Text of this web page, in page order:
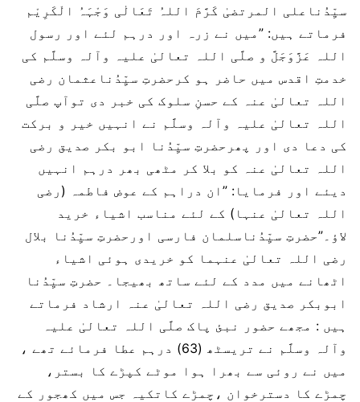
سیِّدُناعلی المرتضیٰ کَرَّمَ اللہُ تَعَالٰی وَجْہَہُ الْکَرِیْم
فرماتے ہیں: ”میں نے زرہ اور درہم لئے اور رسول
اللہ عَزَّوَجَلَّ و صلَّی اللہ تعالیٰ علیہ وآلہ وسلَّم کی
خدمتِ اقدس میں حاضر ہو کرحضرتِ سیِّدُناعثمان رضی
اللہ تعالیٰ عنہ کے حسنِ سلوک کی خبر دی توآپ صلَّی
اللہ تعالیٰ علیہ وآلہ وسلَّم نے انہیں خیر و برکت
کی دعا دی اور پھرحضرتِ سیِّدُنا ابو بکر صدیق رضی
اللہ تعالیٰ عنہ کو بلا کر مٹھی بھر درہم انہیں
دیئے اور فرمایا: ”ان دراہم کے عوض فاطمہ (رضی
اللہ تعالیٰ عنہا) کے لئے مناسب اشیاء خرید
لاؤ۔”حضرتِ سیِّدُناسلمان فارسی اورحضرتِ سیِّدُنا بلال
رضی اللہ تعالیٰ عنہما کو خریدی ہوئی اشیاء
اٹھانے میں مدد کے لئے ساتھ بھیجا۔ حضرتِ سیِّدُنا
ابوبکر صدیق رضی اللہ تعالیٰ عنہ ارشاد فرماتے
ہیں : مجھے حضور نبئ پاک صلَّی اللہ تعالیٰ علیہ
وآلہ وسلَّم نے تریسٹھ (63) درہم عطا فرمائے تھے ،
میں نے روئی سے بھرا ہوا موٹے کپڑے کا بستر،
چمڑے کا دسترخوان ،چمڑے کاتکیہ جس میں کھجور کے